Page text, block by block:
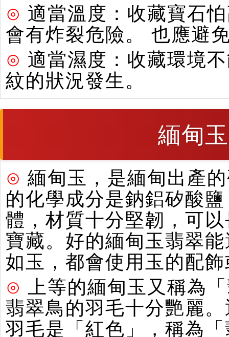
⊙ 適當溫度：收藏寶石
會有炸裂危險。 也應避
⊙ 適當濕度：收藏環境
紋的狀況發生。
緬甸
⊙ 緬甸玉，是緬甸出產
的化學成分是鈉鋁矽酸
體，材質十分堅韌，可
寶藏。好的緬甸玉翡翠
如玉，都會使用玉的配
⊙
上等的緬甸玉又稱為
翡翠鳥的羽毛十分艷麗
羽毛是「紅色」，稱為